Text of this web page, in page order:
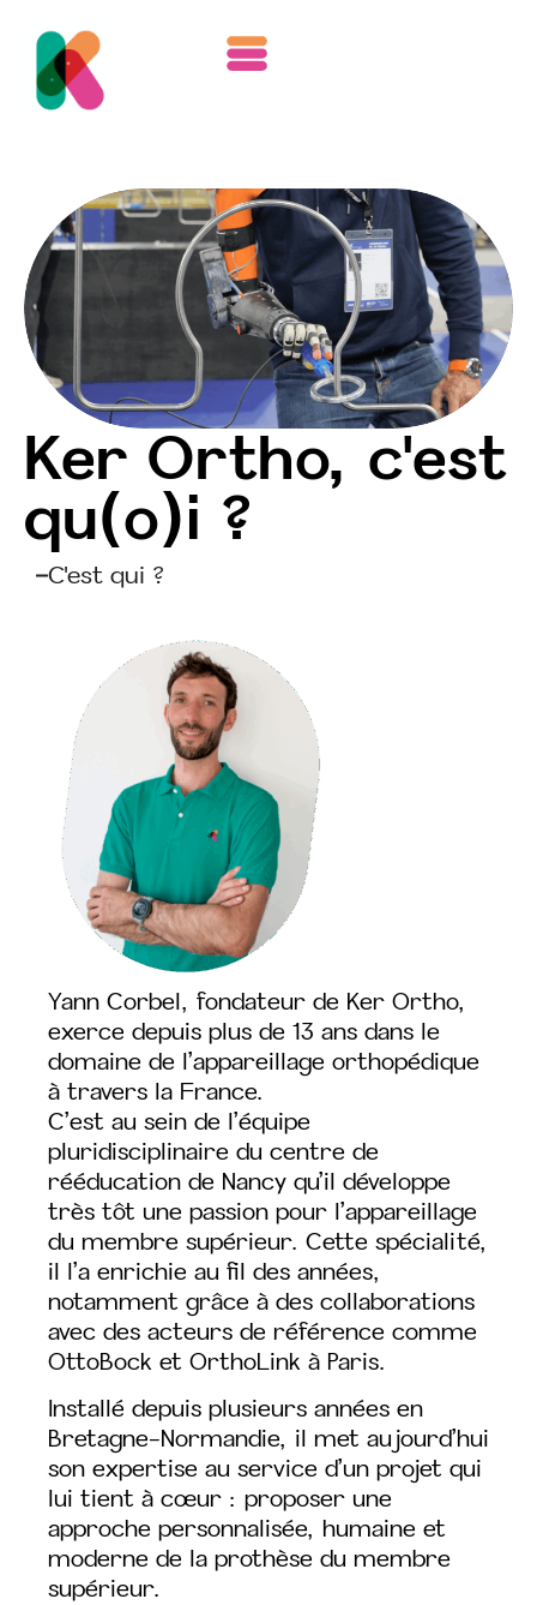
Ker Ortho, c'est
qu(o)i ?
C'est qui ?
Yann Corbel, fondateur de Ker Ortho,
exerce depuis plus de 13 ans dans le
domaine de l’appareillage orthopédique
à travers la France.
C’est au sein de l’équipe
pluridisciplinaire du centre de
rééducation de Nancy qu’il développe
très tôt une passion pour l’appareillage
du membre supérieur. Cette spécialité,
il l’a enrichie au fil des années,
notamment grâce à des collaborations
avec des acteurs de référence comme
OttoBock et OrthoLink à Paris.
Installé depuis plusieurs années en
Bretagne-Normandie, il met aujourd’hui
son expertise au service d’un projet qui
lui tient à cœur : proposer une
approche personnalisée, humaine et
moderne de la prothèse du membre
supérieur.